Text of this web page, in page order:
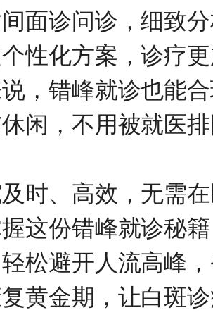
面诊问诊，细致
性化方案，诊疗
，错峰就诊也能
闲，不用被就医
时、高效，无需
这份错峰就诊秘
松避开人流高峰
黄金期，让白斑